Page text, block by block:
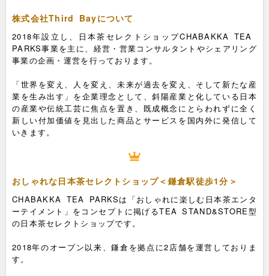
株式会社Third Bayについて
2018年設立し、日本茶セレクトショップCHABAKKA TEA
PARKS事業を主に、経営・営業コンサルタントやシェアリング
事業の企画・運営を行っております。
「世界を変え、人を変え、未来が過去を変え、そして新たな産
業を生み出す」を企業理念として、斜陽産業と化している日本
の産業や伝統工芸に焦点を置き、既成概念にとらわれずに全く
新しい付加価値を見出した商品とサービスを国内外に発信して
いきます。
おしゃれな日本茶セレクトショップ＜鎌倉駅徒歩1分＞
CHABAKKA TEA PARKSは「おしゃれに楽しむ日本茶エンタ
ーテイメント」をコンセプトに掲げるTEA STAND&STORE型
の日本茶セレクトショップです。
2018年のオープン以来、鎌倉を拠点に2店舗を運営しておりま
す。